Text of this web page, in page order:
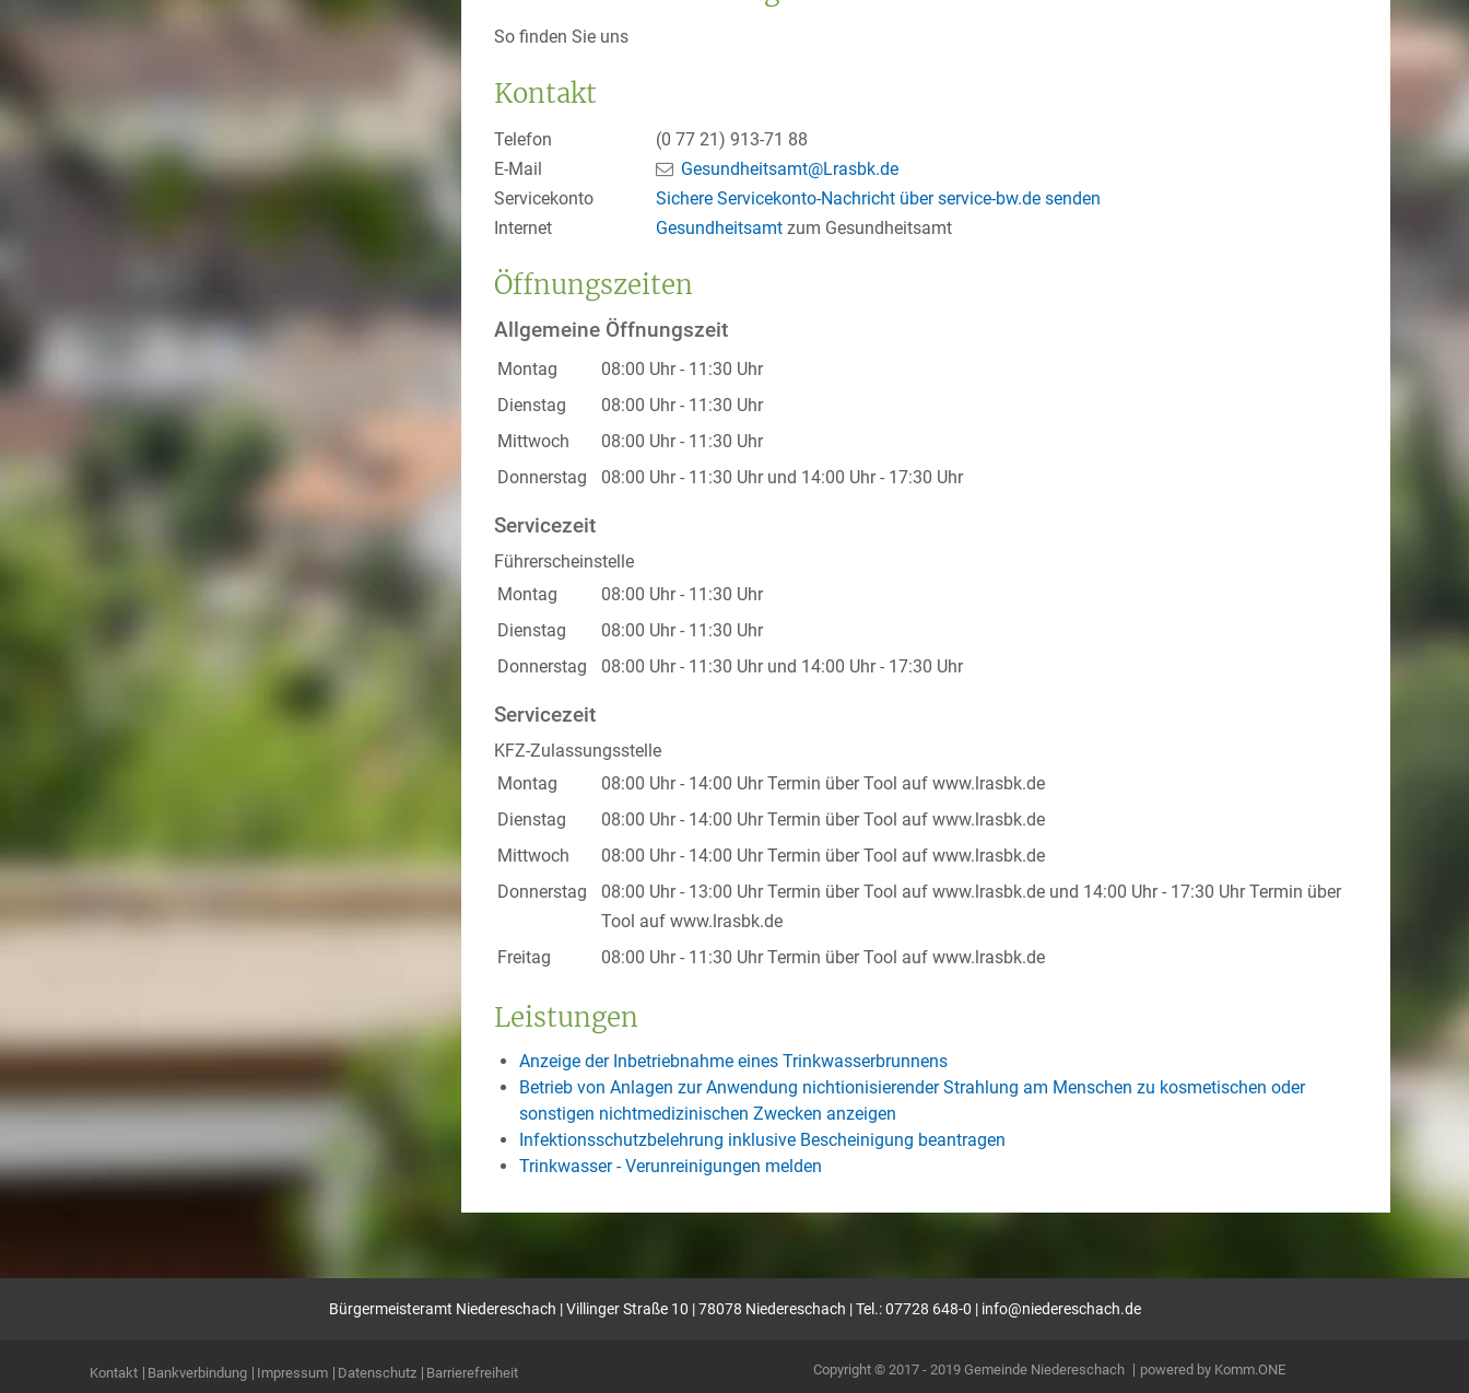
So finden Sie uns
Kontakt
Telefon (0 77 21) 913-71 88
E-Mail
Gesundheitsamt@Lrasbk.de
Servicekonto
Sichere Servicekonto-Nachricht über service-bw.de senden
Internet
Gesundheitsamt zum Gesundheitsamt
Öffnungszeiten
Allgemeine Öffnungszeit
Montag 08:00 Uhr- 11:30 Uhr
Dienstag
08:00 Uhr- 11:30 Uhr
Mittwoch
08:00 Uhr- 11:30 Uhr
Donnerstag
08:00 Uhr- 11:30 Uhrund 14:00 Uhr- 17:30 Uhr
Servicezeit
Führerscheinstelle
Montag
08:00 Uhr- 11:30 Uhr
Dienstag
08:00 Uhr- 11:30 Uhr
Donnerstag
08:00 Uhr- 11:30 Uhrund 14:00 Uhr- 17:30 Uhr
Servicezeit
KFZ-Zulassungsstelle
Montag
08:00 Uhr- 14:00 Uhr Termin über Tool auf www.lrasbk.de
Dienstag
08:00 Uhr- 14:00 Uhr Termin über Tool auf www.lrasbk.de
Mittwoch
08:00 Uhr- 14:00 Uhr Termin über Tool auf www.lrasbk.de
Donnerstag
08:00 Uhr- 13:00 Uhr Termin über Tool auf www.lrasbk.de und 14:00 Uhr- 17:30 Uhr Termin über
Tool auf www.lrasbk.de
Freitag
08:00 Uhr- 11:30 Uhr Termin über Tool auf www.lrasbk.de
Leistungen
Anzeige der Inbetriebnahme eines Trinkwasserbrunnens
Betrieb von Anlagen zur Anwendung nichtionisierender Strahlung am Menschen zu kosmetischen oder
sonstigen nichtmedizinischen Zwecken anzeigen
Infektionsschutzbelehrung inklusive Bescheinigung beantragen
Trinkwasser - Verunreinigungen melden
Bürgermeisteramt Niedereschach | Villinger Straße 10 | 78078 Niedereschach | Tel.: 07728 648-0 | info@niedereschach.de
Kontakt Bankverbindung Impressum Datenschutz Barrierefreiheit Copyright © 2017 - 2019 Gemeinde Niedereschach powered by Komm.ONE